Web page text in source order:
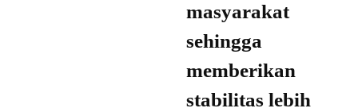
masyarakat
sehingga
memberikan
stabilitas lebih